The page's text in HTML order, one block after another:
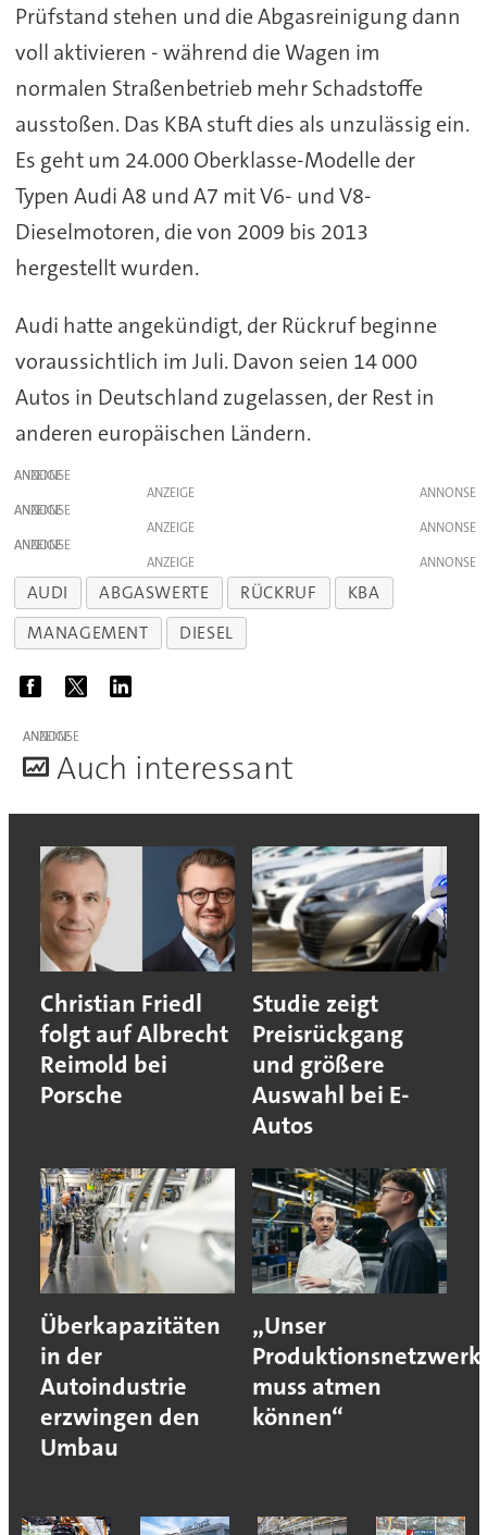
Prüfstand stehen und die Abgasreinigung dann
voll aktivieren - während die Wagen im
normalen Straßenbetrieb mehr Schadstoffe
ausstoßen. Das KBA stuft dies als unzulässig ein.
Es geht um 24.000 Oberklasse-Modelle der
Typen Audi A8 und A7 mit V6- und V8-
Dieselmotoren, die von 2009 bis 2013
hergestellt wurden.
Audi hatte angekündigt, der Rückruf beginne
voraussichtlich im Juli. Davon seien 14 000
Autos in Deutschland zugelassen, der Rest in
anderen europäischen Ländern.
ANZEIGE
ANZEIGE
ANZEIGE
ANZEIGE
ANZEIGE
ANZEIGE
AUDI ABGASWERTE RÜCKRUF
KBA
MANAGEMENT
DIESEL
ANZEIGE
Auch interessant
Christian Friedl
folgt auf Albrecht
Reimold bei
Porsche
Studie zeigt
Preisrückgang
und größere
Auswahl bei E-
Autos
Überkapazitäten
in der
Autoindustrie
erzwingen den
Umbau
„Unser
Produktionsnetzwerk
muss atmen
können“